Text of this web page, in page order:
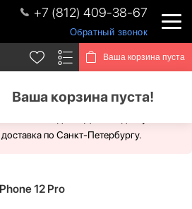
+7 (812) 409-38-67
Обратный звонок
Ваша корзина пуста
Ваша корзина пуста!
без выходных. Для Вас доступен
по Санкт-Петербургу.
12 Pro